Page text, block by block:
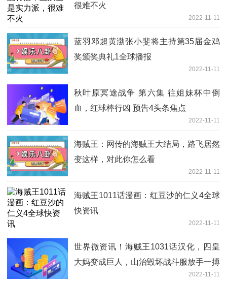
很难不火
2022-11-11
蓝羽邓超黄渤张小斐将主持第35届金鸡
奖颁奖典礼1全球播报
2022-11-11
秋叶原冥途战争 第六集 往姐妹杯中倒
血，红球棒行凶 预告4头条焦点
2022-11-11
海贼王：网传的海贼王大结局，路飞居然
变这样，对此你怎么看
2022-11-11
海贼王1011话漫画：红豆沙的仁义4全球
快资讯
2022-11-11
世界微资讯！海贼王1031话汉化，四皇
大妈变成巨人，山治毁坏战斗服放手一搏
2022-11-11